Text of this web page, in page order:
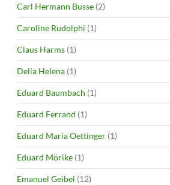
Carl Hermann Busse (2)
Caroline Rudolphi (1)
Claus Harms (1)
Delia Helena (1)
Eduard Baumbach (1)
Eduard Ferrand (1)
Eduard Maria Oettinger (1)
Eduard Mörike (1)
Emanuel Geibel (12)